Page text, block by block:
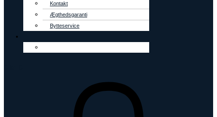
Kontakt
Ægthedsgaranti
Bytteservice